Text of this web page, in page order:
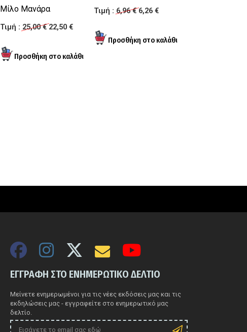
Μίλο Μανάρα
Τιμή : 25,00 €22,50 €
Τιμή : 6,96 €6,26 €
ΕΓΓΡΑΦΗ ΣΤΟ ΕΝΗΜΕΡΩΤΙΚΟ ΔΕΛΤΙΟ
Μείνετε ενημερωμένοι για τις νέες εκδόσεις μας και τις
εκδηλώσεις μας - εγγραφείτε στο ενημερωτικό μας
δελτίο.